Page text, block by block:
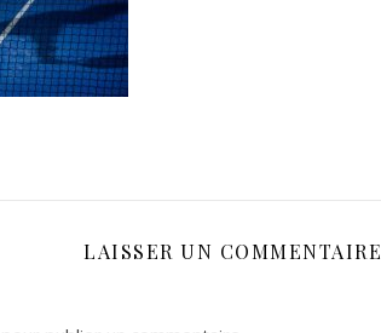
LAISSER UN COMMENTAIRE